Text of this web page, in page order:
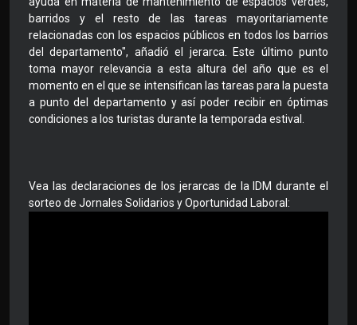
barridos y el resto de las tareas mayoritariamente
relacionadas con los espacios públicos en todos los barrios
del departamento", añadió el jerarca. Este último punto
toma mayor relevancia a esta altura del año que es el
momento en el que se intensifican las tareas para la puesta
a punto del departamento y así poder recibir en óptimas
condiciones a los turistas durante la temporada estival.
Vea las declaraciones de los jerarcas de la IDM durante el
sorteo de Jornales Solidarios y Oportunidad Laboral: